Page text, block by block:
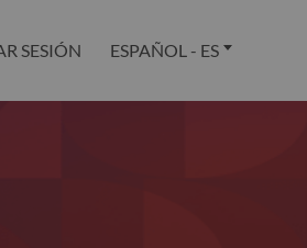
SESIÓN ESPAÑOL - ES